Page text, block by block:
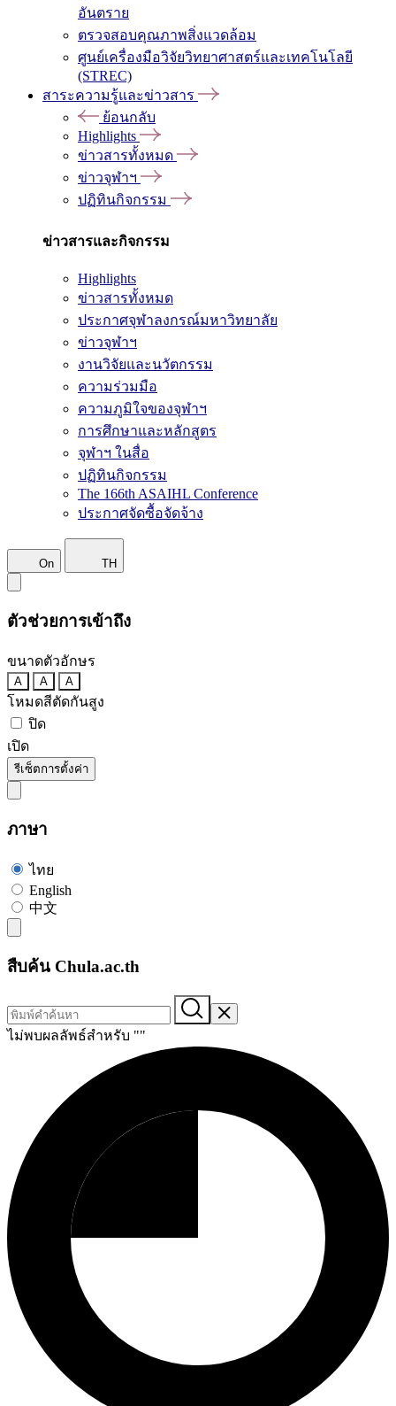
อันตราย
ตรวจสอบคุณภาพสิ่งแวดล้อม
ศูนย์เครื่องมือวิจัยวิทยาศาสตร์และเทคโนโลยี
(STREC)
สาระความรู้และข่าวสาร
ย้อนกลับ
Highlights
ข่าวสารทั้งหมด
ข่าวจุฬาฯ
ปฏิทินกิจกรรม
ข่าวสารและกิจกรรม
Highlights
ข่าวสารทั้งหมด
ประกาศจุฬาลงกรณ์มหาวิทยาลัย
ข่าวจุฬาฯ
งานวิจัยและนวัตกรรม
ความร่วมมือ
ความภูมิใจของจุฬาฯ
การศึกษาและหลักสูตร
จุฬาฯ ในสื่อ
ปฏิทินกิจกรรม
The 166th ASAIHL Conference
ประกาศจัดซื้อจัดจ้าง
On TH
ตัวช่วยการเข้าถึง
ขนาดตัวอักษร
A A A
โหมดสีตัดกันสูง
ปิด
เปิด
รีเซ็ตการตั้งค่า
ภาษา
ไทย
English
中文
สืบค้น Chula.ac.th
ไม่พบผลลัพธ์สำหรับ ""